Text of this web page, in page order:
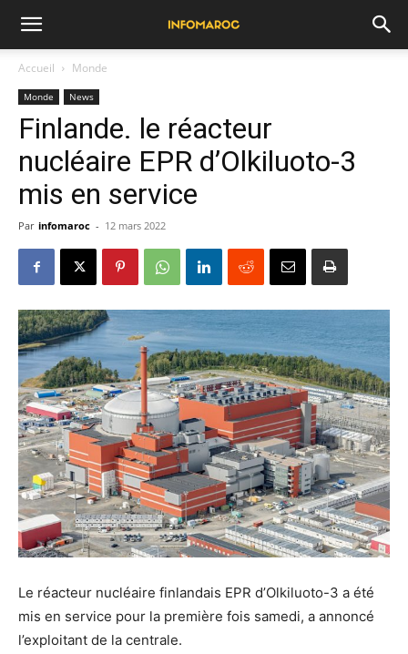
Accueil Monde
Monde News
Finlande. le réacteur
nucléaire EPR d’Olkiluoto-3
mis en service
Par infomaroc - 12 mars 2022
Le réacteur nucléaire finlandais EPR d’Olkiluoto-3 a été
mis en service pour la première fois samedi, a annoncé
l’exploitant de la centrale.